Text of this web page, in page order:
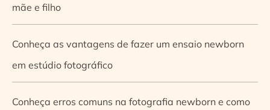
mãe e filho
Conheça as vantagens de fazer um ensaio newborn
em estúdio fotográfico
Conheça erros comuns na fotografia newborn e como